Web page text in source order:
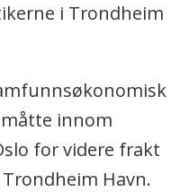
i Trondheim
innom
for videre frakt
Havn.